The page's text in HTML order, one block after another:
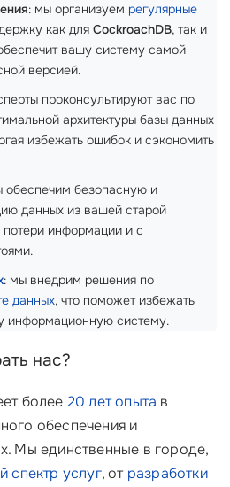
: мы организуем регулярные
как для CockroachDB, так и
вашу систему самой
версией.
проконсультируют вас по
архитектуры базы данных
избежать ошибок и сэкономить
обеспечим безопасную и
данных из вашей старой
информации и с
: мы внедрим решения по
данных, что поможет избежать
информационную систему.
нас?
более 20 лет опыта в
обеспечения и
Мы единственные в городе,
спектр услуг, от разработки